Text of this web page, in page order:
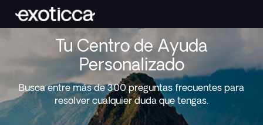
Tu Centro de Ayuda
Personalizado
Busca entre más de 300 preguntas frecuentes para
resolver cualquier duda que tengas.